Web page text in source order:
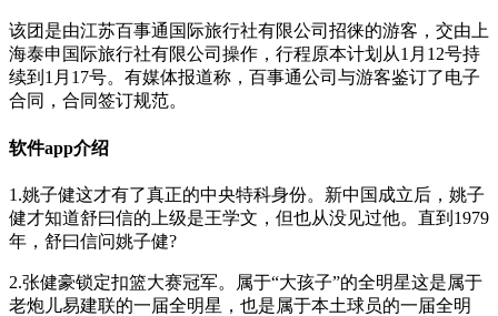
该团是由江苏百事通国际旅行社有限公司招徕的游客，交由上
海泰申国际旅行社有限公司操作，行程原本计划从1月12号持
续到1月17号。有媒体报道称，百事通公司与游客鉴订了电子
合同，合同签订规范。
软件app介绍
1.姚子健这才有了真正的中央特科身份。新中国成立后，姚子
健才知道舒曰信的上级是王学文，但也从没见过他。直到1979
年，舒曰信问姚子健?
2.张健豪锁定扣篮大赛冠军。属于“大孩子”的全明星这是属于
老炮儿易建联的一届全明星，也是属于本土球员的一届全明